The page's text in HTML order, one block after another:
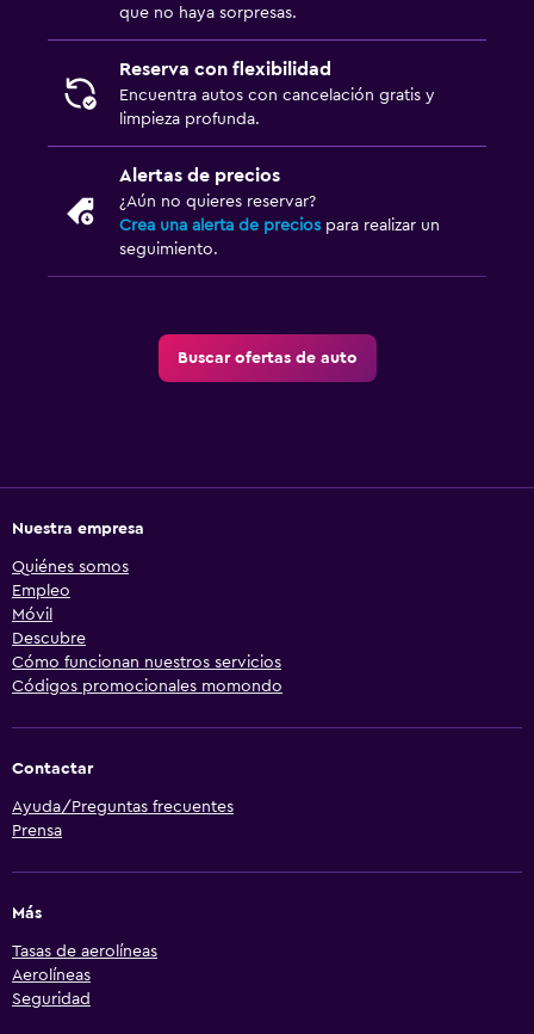
que no haya sorpresas.
Reserva con flexibilidad
Encuentra autos con cancelación gratis y
limpieza profunda.
Alertas de precios
¿Aún no quieres reservar?
Crea una alerta de precios para realizar un
seguimiento.
Buscar ofertas de auto
Nuestra empresa
Quiénes somos
Empleo
Móvil
Descubre
Cómo funcionan nuestros servicios
Códigos promocionales momondo
Contactar
Ayuda/Preguntas frecuentes
Prensa
Más
Tasas de aerolíneas
Aerolíneas
Seguridad